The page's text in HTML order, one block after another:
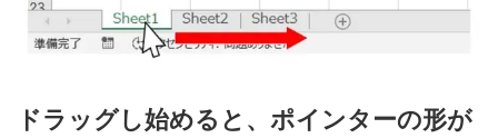
ドラッグし始めると、ポインターの形が